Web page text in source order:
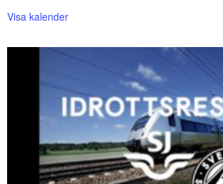
Visa kalender